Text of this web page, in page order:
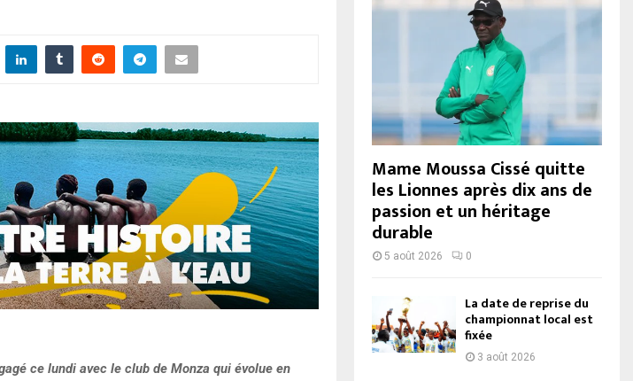
ce lundi avec le club de Monza qui évolue en
Mame Moussa Cissé quitte
les Lionnes après dix ans de
passion et un héritage
durable
5 août 2026 0
La date de reprise du
championnat local est
fixée
3 août 2026